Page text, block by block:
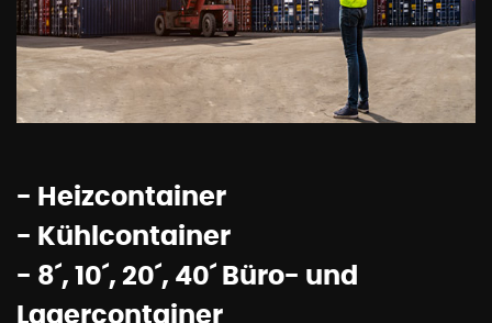
- Heizcontainer
- Kühlcontainer
- 8´, 10´, 20´, 40´ Büro- und
Lagercontainer